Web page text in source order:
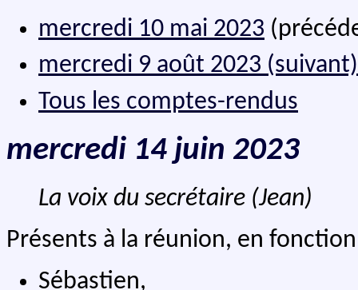
mercredi 10 mai 2023
mercredi 9 août 2023 (suivant)
Tous les comptes-rendus
mercredi 14 juin 2023
La voix du secrétaire (Jean)
Présents à la réunion, en
Sébastien,